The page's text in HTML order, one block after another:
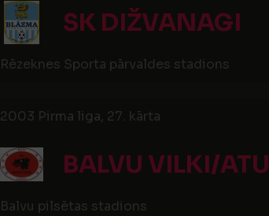
SK DIŽVANAGI
Rēzeknes Sporta pārvaldes stadions
2003 Pirma liga, 27. kārta
BALVU VILKI/ATU
Balvu pilsētas stadions